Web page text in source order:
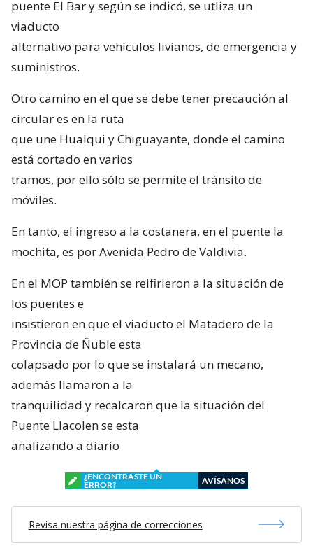
puente El Bar y según se indicó, se utliza un
viaducto
alternativo para vehículos livianos, de emergencia y
suministros.
Otro camino en el que se debe tener precaución al
circular es en la ruta
que une Hualqui y Chiguayante, donde el camino
está cortado en varios
tramos, por ello sólo se permite el tránsito de
móviles.
En tanto, el ingreso a la costanera, en el puente la
mochita, es por Avenida Pedro de Valdivia.
En el MOP también se reifirieron a la situación de
los puentes e
insistieron en que el viaducto el Matadero de la
Provincia de Ñuble esta
colapsado por lo que se instalará un mecano,
además llamaron a la
tranquilidad y recalcaron que la situación del
Puente Llacolen se esta
analizando a diario
¿ENCONTRASTE UN
ERROR?
AVÍSANOS
Revisa nuestra página de correcciones